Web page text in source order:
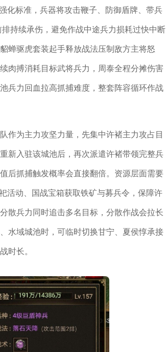
化标准，兵器将攻击鞭子、防御盾牌、带兵
持续承伤，避免作战中途兵力损耗过快中断
蝉驱虎套装起手释放战法压制敌方主将怒
肉搏消耗目标武将兵力，周泰全程分摊伤害
兵力回血拉高抓捕难度，整套阵容循环作战
作为主力攻坚力量，先集中许褚主力攻占目
新入驻该城池后，再次派遣许褚带领完整兵
后抓捕触发概率会直接翻倍。资源层面需要
活动、国战宝箱获取铁矿与募兵令，保障许
散兵力同时追击多名目标，分散作战会拉长
水域城池时，可临时切换甘宁、夏侯惇承接
时长。